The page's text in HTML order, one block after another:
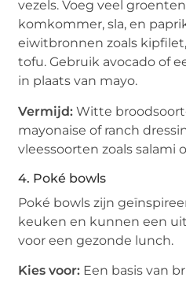
vezels. Voeg veel
komkommer, sla, en
eiwitbronnen zoals
tofu. Gebruik avocado of
in plaats van mayo.
Vermijd: Witte
mayonaise of ranch
vleessoorten zoals salami
4. Poké bowls
Poké bowls zijn
keuken en kunnen een
voor een gezonde lunch.
Kies voor: Een basis van